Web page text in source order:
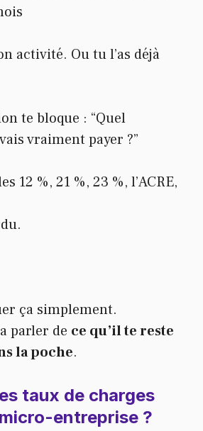
activité. Ou tu l’as déjà
te bloque : “Quel
vraiment payer ?”
12 %, 21 %, 23 %, l’ACRE,
ça simplement.
parler de ce qu’il te reste
la poche.
taux de charges
entreprise ?